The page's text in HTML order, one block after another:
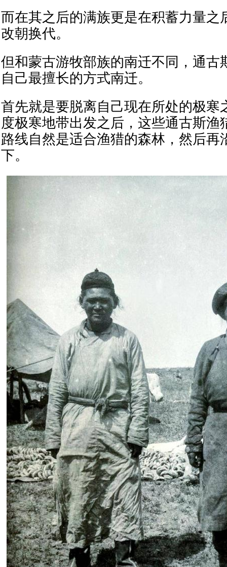
而在其之后的满族更是在积蓄力量之
改朝换代。
但和蒙古游牧部族的南迁不同，通古
自己最擅长的方式南迁。
首先就是要脱离自己现在所处的极寒
度极寒地带出发之后，这些通古斯渔
路线自然是适合渔猎的森林，然后再
下。